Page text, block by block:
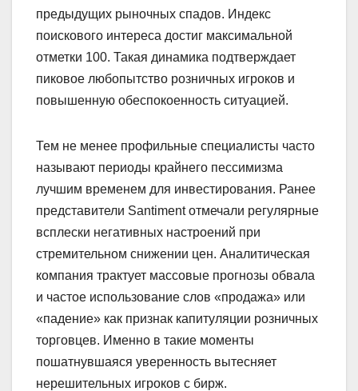
предыдущих рыночных спадов. Индекс
поискового интереса достиг максимальной
отметки 100. Такая динамика подтверждает
пиковое любопытство розничных игроков и
повышенную обеспокоенность ситуацией.
Тем не менее профильные специалисты часто
называют периоды крайнего пессимизма
лучшим временем для инвестирования. Ранее
представители Santiment отмечали регулярные
всплески негативных настроений при
стремительном снижении цен. Аналитическая
компания трактует массовые прогнозы обвала
и частое использование слов «продажа» или
«падение» как признак капитуляции розничных
торговцев. Именно в такие моменты
пошатнувшаяся уверенность вытесняет
нерешительных игроков с бирж.